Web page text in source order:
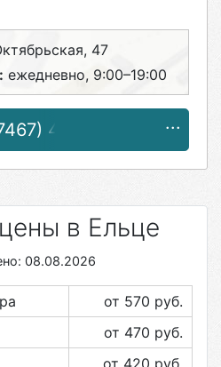
47
ежедневно, 9:00–19:00
4-33-17
в Ельце
08.08.2026
от 570 руб.
от 470 руб.
от 420 руб.